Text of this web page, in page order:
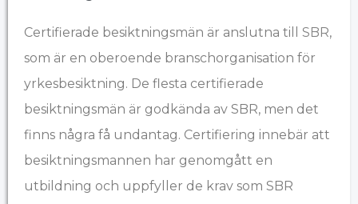
Certifierade besiktningsmän är anslutna till SBR,
som är en oberoende branschorganisation för
yrkesbesiktning. De flesta certifierade
besiktningsmän är godkända av SBR, men det
finns några få undantag. Certifiering innebär att
besiktningsmannen har genomgått en
utbildning och uppfyller de krav som SBR